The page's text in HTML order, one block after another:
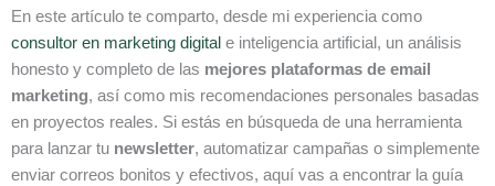
En este artículo te comparto, desde mi experiencia como
consultor en marketing digital e inteligencia artificial, un análisis
honesto y completo de las mejores plataformas de email
marketing, así como mis recomendaciones personales basadas
en proyectos reales. Si estás en búsqueda de una herramienta
para lanzar tu newsletter, automatizar campañas o simplemente
enviar correos bonitos y efectivos, aquí vas a encontrar la guía